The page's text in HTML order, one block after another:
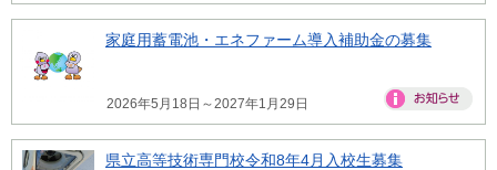
家庭用蓄電池・エネファーム導入補助金の募集
2026年5月18日～2027年1月29日
県立高等技術専門校令和8年4月入校生募集